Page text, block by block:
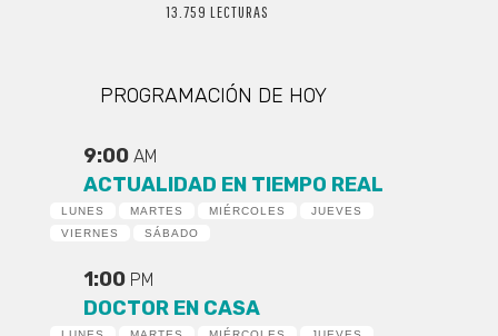
13.759 LECTURAS
PROGRAMACIÓN DE HOY
9:00 AM
ACTUALIDAD EN TIEMPO REAL
LUNES MARTES MIÉRCOLES
JUEVES
VIERNES
SÁBADO
1:00 PM
DOCTOR EN CASA